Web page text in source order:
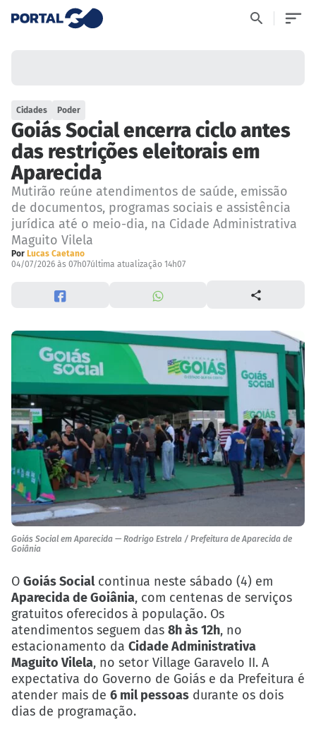
Cidades Poder
Goiás Social encerra ciclo antes
das restrições eleitorais em
Aparecida
Mutirão reúne atendimentos de saúde, emissão
de documentos, programas sociais e assistência
jurídica até o meio-dia, na Cidade Administrativa
Maguito Vilela
Por Lucas Caetano
04/07/2026 às 07h07última atualização 14h07
Goiás Social em Aparecida — Rodrigo Estrela / Prefeitura de Aparecida de
Goiânia
O Goiás Socialcontinua neste sábado (4) em
Aparecida de Goiânia, com centenas de serviços
gratuitos oferecidos à população. Os
atendimentos seguem das 8h às 12h, no
estacionamento da Cidade Administrativa
Maguito Vilela, no setor Village Garavelo II. A
expectativa do Governo de Goiás e da Prefeitura é
atender mais de 6 mil pessoas durante os dois
dias de programação.